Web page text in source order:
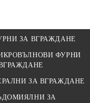
ЗА ВГРАЖДАНЕ
ФУРНИ
ЗА ВГРАЖДАНЕ
ЗА